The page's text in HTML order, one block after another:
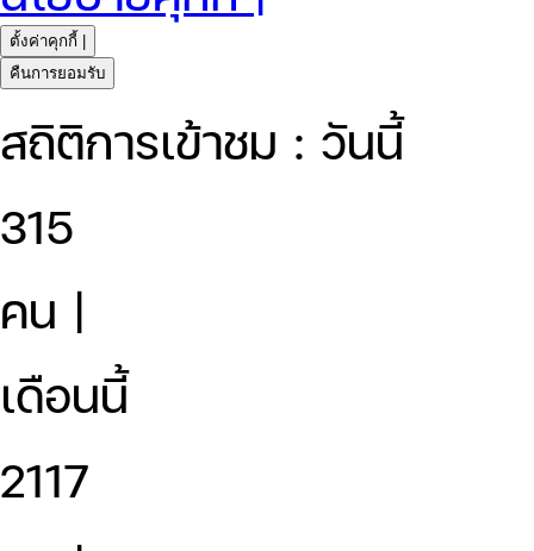
ตั้งค่าคุกกี้ |
คืนการยอมรับ
สถิติการเข้าชม : วันนี้
315
คน |
เดือนนี้
2117